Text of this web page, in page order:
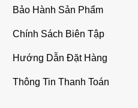
Bảo Hành Sản Phẩm
Chính Sách Biên Tập
Hướng Dẫn Đặt Hàng
Thông Tin Thanh Toán